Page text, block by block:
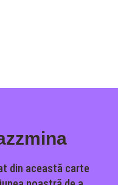
din această carte